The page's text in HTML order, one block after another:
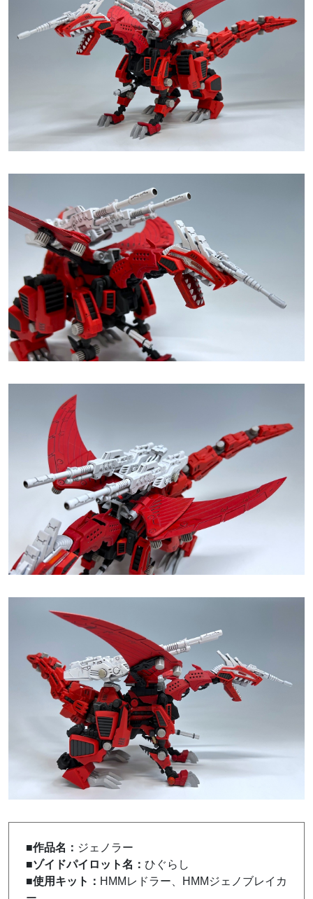
■作品名： ジェノラー
■ゾイドパイロット名： ひぐらし
■使用キット： HMMレドラー、HMMジェノブレイカ